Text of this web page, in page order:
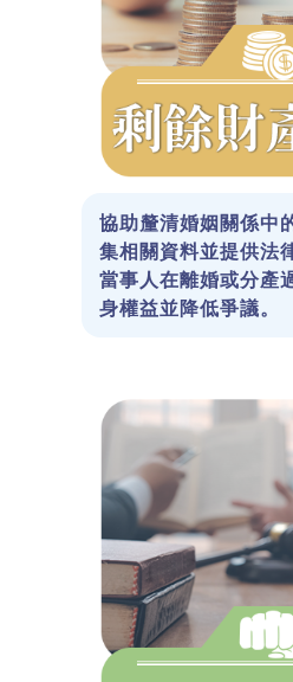
協助釐清婚姻關係中
集相關資料並提供法
當事人在離婚或分產
身權益並降低爭議。